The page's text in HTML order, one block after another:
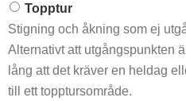
Topptur
Stigning och åkning som ej
Alternativt att utgångspunkten
lång att det kräver en heldag
till ett topptursområde.